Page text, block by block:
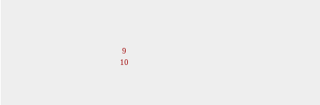
9
10